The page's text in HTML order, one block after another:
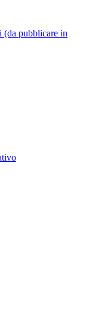
pubblicare in